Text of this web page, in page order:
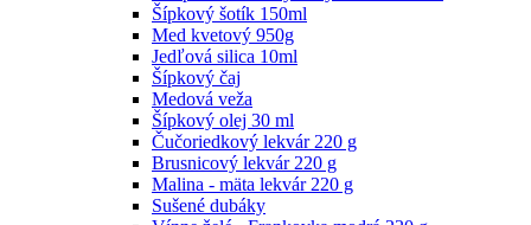
Šípkový šotík 150ml
Med kvetový 950g
Jedľová silica 10ml
Šípkový čaj
Medová veža
Šípkový olej 30 ml
Čučoriedkový lekvár 220 g
Brusnicový lekvár 220 g
Malina - mäta lekvár 220 g
Sušené dubáky